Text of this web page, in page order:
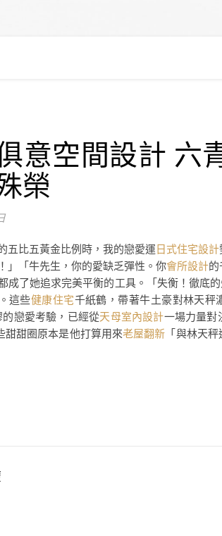
意空間設計 六
榮
五比五黃金比例時，我的戀愛運日式住宅設計
！」「牛先生，你的愛缺乏彈性。你會所設計
成了她追求完美平衡的工具。「失衡！徹底的
這些健康住宅千紙鶴，帶著牛土豪對林天秤
的戀愛考驗，已經從天母室內設計一場力量對
甜甜圈原本是他打算用來老屋翻新 「與林天